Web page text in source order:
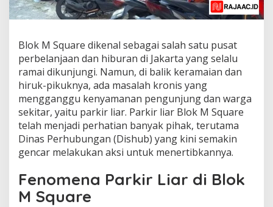
Blok M Square dikenal sebagai salah satu pusat
perbelanjaan dan hiburan di Jakarta yang selalu
ramai dikunjungi. Namun, di balik keramaian dan
hiruk-pikuknya, ada masalah kronis yang
mengganggu kenyamanan pengunjung dan warga
sekitar, yaitu parkir liar. Parkir liar Blok M Square
telah menjadi perhatian banyak pihak, terutama
Dinas Perhubungan (Dishub) yang kini semakin
gencar melakukan aksi untuk menertibkannya.
Fenomena Parkir Liar di Blok
M Square